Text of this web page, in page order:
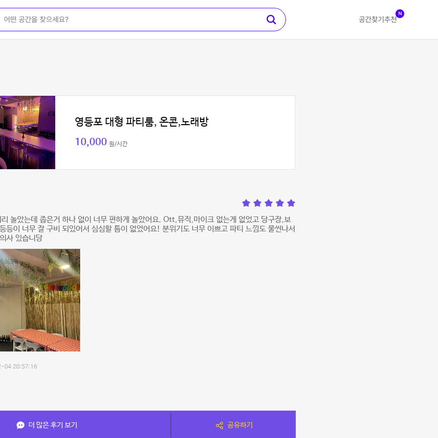
공간찾기 추천
N
영등포 대형 파티룸, 온콘,노래방
10,000 원/시간
놀았는데 좁은거 하나 없이 너무 편하게 놀았어요. Ott,뮤직,마이크 없는게 없었고 당구장,보
등이 너무 잘 구비 되있어서 심심할 틈이 없었어요! 분위기도 너무 이쁘고 파티 느낌도 물씬나서
사 있습니당
04 20:57:16
더 많은 후기 보기 공유하기